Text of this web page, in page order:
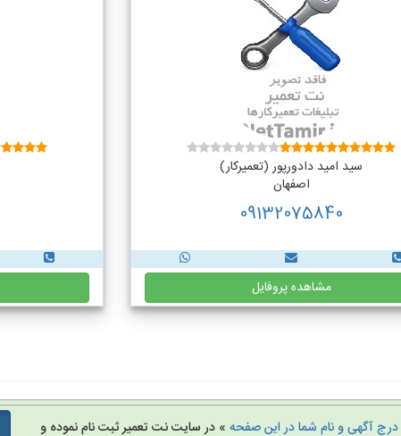
سید امید دادورپور (تعمیرکار)
اصفهان
09132075840
مشاهده پروفایل
درج آگهی و نام شما در این صفحه » در سایت نت تعمیر ثبت نام نموده و